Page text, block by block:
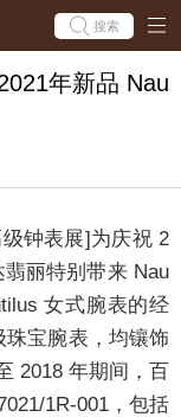
搜索
年新品 Nau
钟表展]为庆祝 2
翡丽特别带来 Nau
女式腕表的经
宝腕表，均镶饰
2018 年期间，百
1R-001，包括